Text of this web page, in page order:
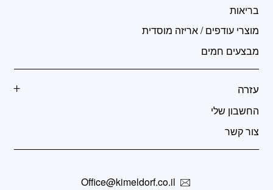
בריאות
מוצרי עודפים / אריזה מוסדית
מבצעים חמים
עזרה
החשבון שלי
צור קשר
Office@kimeldorf.co.il